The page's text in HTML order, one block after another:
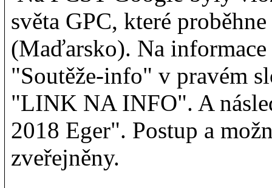
světa GPC, které
(Maďarsko). Na
"Soutěže-info" v pravém
"LINK NA INFO". A
2018 Eger". Postup a
zveřejněny.